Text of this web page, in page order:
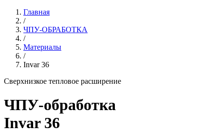
Главная
/
ЧПУ-ОБРАБОТКА
/
Материалы
/
Invar 36
Сверхнизкое тепловое расширение
ЧПУ-обработка
Invar 36